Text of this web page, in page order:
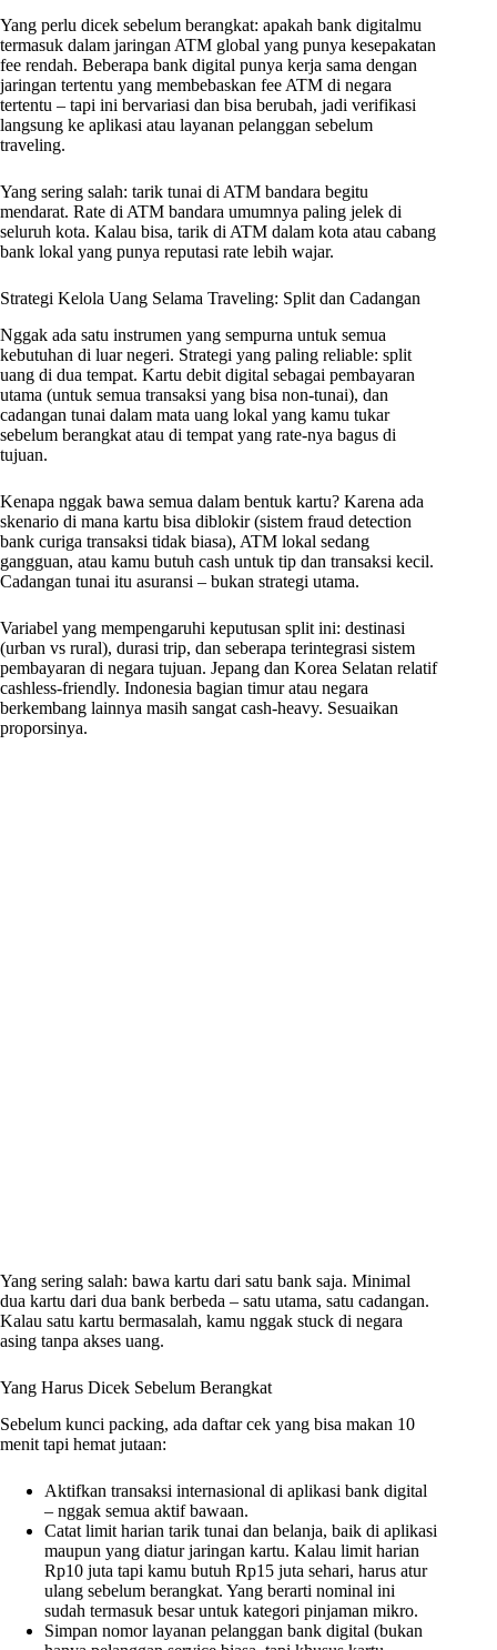
Yang perlu dicek sebelum berangkat: apakah bank digitalmu
termasuk dalam jaringan ATM global yang punya kesepakatan
fee rendah. Beberapa bank digital punya kerja sama dengan
jaringan tertentu yang membebaskan fee ATM di negara
tertentu – tapi ini bervariasi dan bisa berubah, jadi verifikasi
langsung ke aplikasi atau layanan pelanggan sebelum
traveling.
Yang sering salah: tarik tunai di ATM bandara begitu
mendarat. Rate di ATM bandara umumnya paling jelek di
seluruh kota. Kalau bisa, tarik di ATM dalam kota atau cabang
bank lokal yang punya reputasi rate lebih wajar.
Strategi Kelola Uang Selama Traveling: Split dan Cadangan
Nggak ada satu instrumen yang sempurna untuk semua
kebutuhan di luar negeri. Strategi yang paling reliable: split
uang di dua tempat. Kartu debit digital sebagai pembayaran
utama (untuk semua transaksi yang bisa non-tunai), dan
cadangan tunai dalam mata uang lokal yang kamu tukar
sebelum berangkat atau di tempat yang rate-nya bagus di
tujuan.
Kenapa nggak bawa semua dalam bentuk kartu? Karena ada
skenario di mana kartu bisa diblokir (sistem fraud detection
bank curiga transaksi tidak biasa), ATM lokal sedang
gangguan, atau kamu butuh cash untuk tip dan transaksi kecil.
Cadangan tunai itu asuransi – bukan strategi utama.
Variabel yang mempengaruhi keputusan split ini: destinasi
(urban vs rural), durasi trip, dan seberapa terintegrasi sistem
pembayaran di negara tujuan. Jepang dan Korea Selatan relatif
cashless-friendly. Indonesia bagian timur atau negara
berkembang lainnya masih sangat cash-heavy. Sesuaikan
proporsinya.
Yang sering salah: bawa kartu dari satu bank saja. Minimal
dua kartu dari dua bank berbeda – satu utama, satu cadangan.
Kalau satu kartu bermasalah, kamu nggak stuck di negara
asing tanpa akses uang.
Yang Harus Dicek Sebelum Berangkat
Sebelum kunci packing, ada daftar cek yang bisa makan 10
menit tapi hemat jutaan:
Aktifkan transaksi internasional di aplikasi bank digital
– nggak semua aktif bawaan.
Catat limit harian tarik tunai dan belanja, baik di aplikasi
maupun yang diatur jaringan kartu. Kalau limit harian
Rp10 juta tapi kamu butuh Rp15 juta sehari, harus atur
ulang sebelum berangkat. Yang berarti nominal ini
sudah termasuk besar untuk kategori pinjaman mikro.
Simpan nomor layanan pelanggan bank digital (bukan